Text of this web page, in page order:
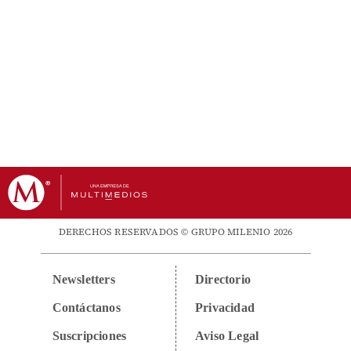
DERECHOS RESERVADOS © GRUPO MILENIO 2026
Newsletters
Contáctanos
Suscripciones
Directorio
Privacidad
Aviso Legal